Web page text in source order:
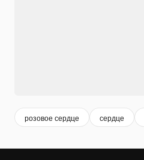
розовое сердце сердце